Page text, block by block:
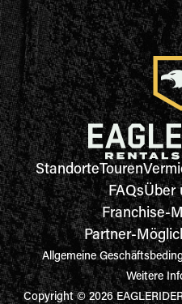
StandorteTouren
FAQsÜber
Franchise-
Partner-
Allgemeine
Weitere
Copyright © 2026